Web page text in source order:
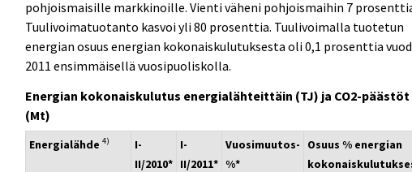
pohjoismaisille markkinoille. Vienti väheni pohjoismaihin 7
Tuulivoimatuotanto kasvoi yli 80 prosenttia. Tuulivoimalla tuotetun
energian osuus energian kokonaiskulutuksesta oli 0,1 prosenttia
2011 ensimmäisellä vuosipuoliskolla.
Energian kokonaiskulutus energialähteittäin (TJ) ja CO2-päästöt
(Mt)
Energialähde 4)
I-
II/2010*
I-
II/2011*
Vuosimuutos-
%*
Osuus % energian